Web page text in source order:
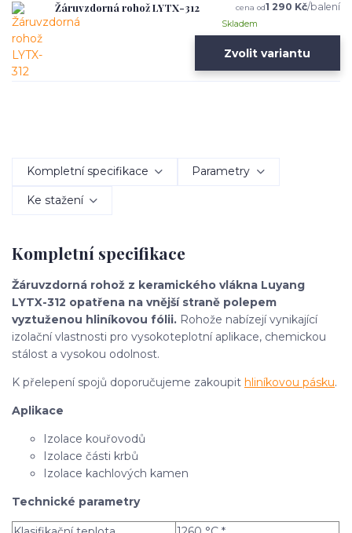
Žáruvzdorná rohož LYTX-312 cena od1 290 Kč/balení
Skladem
Zvolit variantu
Kompletní specifikace Parametry
Ke stažení
Kompletní specifikace
Žáruvzdorná rohož z keramického vlákna Luyang
LYTX-312 opatřena na vnější straně polepem
vyztuženou hliníkovou fólii. Rohože nabízejí vynikající
izolační vlastnosti pro vysokoteplotní aplikace, chemickou
stálost a vysokou odolnost.
K přelepení spojů doporučujeme zakoupit hliníkovou pásku.
Aplikace
Izolace kouřovodů
Izolace části krbů
Izolace kachlových kamen
Technické parametry